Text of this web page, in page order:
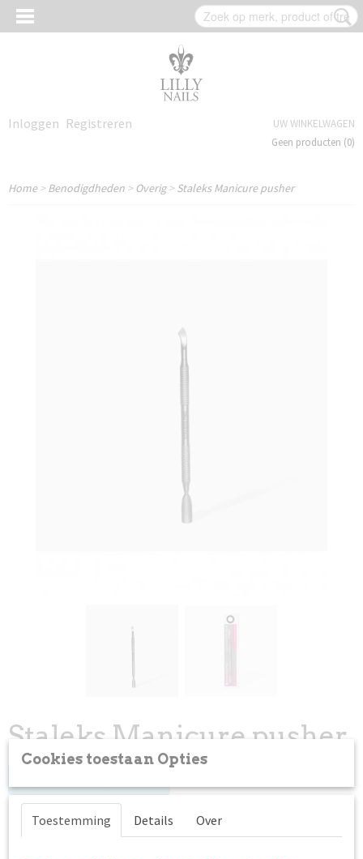
Inloggen Registreren
UW WINKELWAGEN
Geen producten (0)
Home>Benodigdheden > Overig>Staleks Manicure pusher
Staleks Manicure pusher
Op voorraad
Cookies toestaan Opties
Toestemming Details Over